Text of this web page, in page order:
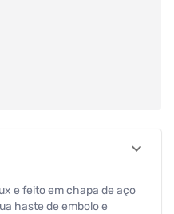
e feito em chapa de aço
haste de embolo e